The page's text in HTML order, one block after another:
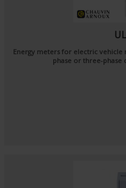
Energy meters for electric vehicle
phase or three-phase